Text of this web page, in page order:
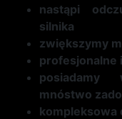
nastąpi
silnika
zwiększymy
profesjonalne
posiadamy
mnóstwo
kompleksowa